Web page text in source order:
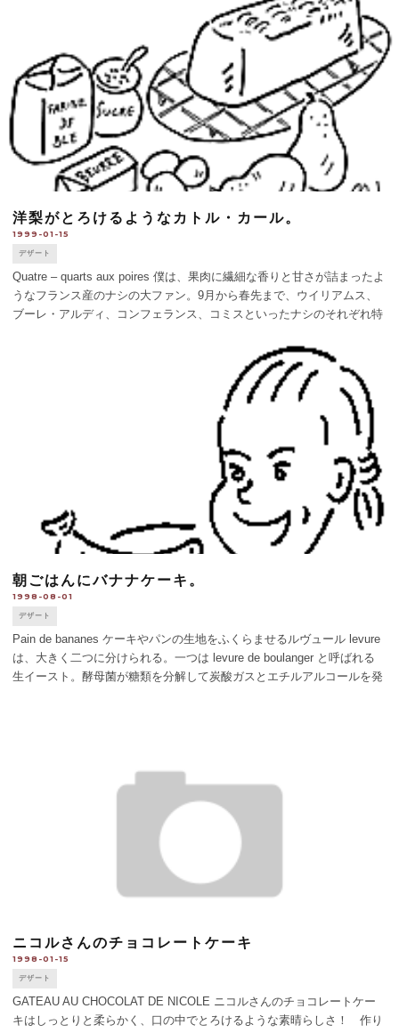
洋梨がとろけるようなカトル・カール。
1999-01-15
デザート
Quatre – quarts aux poires 僕は、果肉に繊細な香りと甘さが詰まったよ
うなフランス産のナシの大ファン。9月から春先まで、ウイリアムス、
ブーレ・アルディ、コンフェランス、コミスといったナシのそれぞれ特
朝ごはんにバナナケーキ。
1998-08-01
デザート
Pain de bananes ケーキやパンの生地をふくらませるルヴュール levure
は、大きく二つに分けられる。一つは levure de boulanger と呼ばれる
生イースト。酵母菌が糖類を分解して炭酸ガスとエチルアルコールを発
ニコルさんのチョコレートケーキ
1998-01-15
デザート
GATEAU AU CHOCOLAT DE NICOLE ニコルさんのチョコレートケー
キはしっとりと柔らかく、口の中でとろけるような素晴らしさ！ 作り